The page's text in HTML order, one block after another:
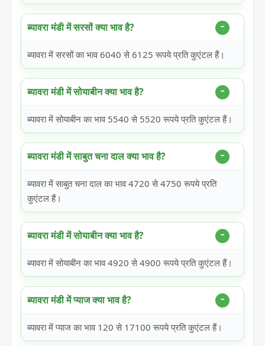
ब्यावरा मंडी में सरसों क्या भाव है?
ब्यावरा में सरसों का भाव 6040 से 6125 रूपये प्रति कुएंटल हैं।
ब्यावरा मंडी में सोयाबीन क्या भाव है?
ब्यावरा में सोयाबीन का भाव 5540 से 5520 रूपये प्रति कुएंटल हैं।
ब्यावरा मंडी में साबुत चना दाल क्या भाव है?
ब्यावरा में साबुत चना दाल का भाव 4720 से 4750 रूपये प्रति
कुएंटल हैं।
ब्यावरा मंडी में सोयाबीन क्या भाव है?
ब्यावरा में सोयाबीन का भाव 4920 से 4900 रूपये प्रति कुएंटल हैं।
ब्यावरा मंडी में प्याज क्या भाव है?
ब्यावरा में प्याज का भाव 120 से 17100 रूपये प्रति कुएंटल हैं।